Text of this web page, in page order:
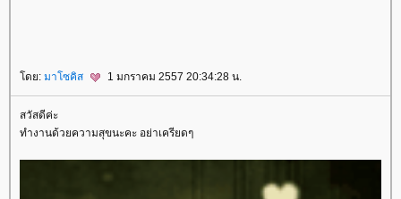
ดย: มาโซคิส 1 มกราคม 2557 20:34:28 น.
สวัสดีค่ะ
ทำงานด้วยความสุขนะคะ อย่าเครียดๆ